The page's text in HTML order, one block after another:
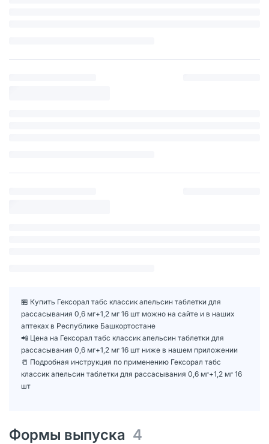
🏪 Купить Гексорал табс классик апельсин таблетки для
рассасывания 0,6 мг+1,2 мг 16 шт можно на сайте и в наших
аптеках в Республике Башкортостане
📲 Цена на Гексорал табс классик апельсин таблетки для
рассасывания 0,6 мг+1,2 мг 16 шт ниже в нашем приложении
📒 Подробная инструкция по применению Гексорал табс
классик апельсин таблетки для рассасывания 0,6 мг+1,2 мг 16
шт
Формы выпуска 4